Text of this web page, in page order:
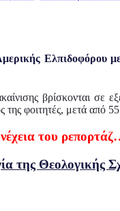
Ελπιδοφόρου
βρίσκονται σε
φοιτητές, μετά από
του
της